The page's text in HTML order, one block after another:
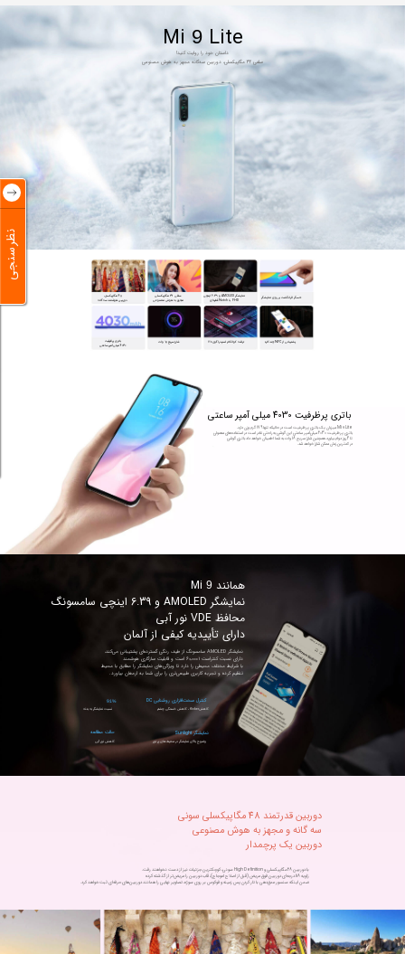
Mi9Lite
داستان خود را روایت کنید!
سلفی 32 مگاپیکسلی، دوربین سه‌گانه مجهز به هوش مصنوعی
حسگر اثرانگشت بر روی نمایشگر
نمایشگر AMOLED و 6.39 اینچی
FHD  با Notch قطره‌ای
سلفی 32 مگاپیکسلی
مجهز به هوش مصنوعی
دوربین هوشمند سه‌گانه
4030 میلی‌آمپر ساعتی
شارژ سریع 18 وات تراشه کوالکام اسنپدراگون 710 پشتیبانی از NFC چندکاره
باتری پرظرفیت 4030 میلی آمپر ساعتی
Mi 9
تا 2 روز دوام بیاورد.همچنین شارژ سریع 18 وات به شما اطمینان خواهد داد باتری گوشی
در کمترین زمان ممکن شارژ خواهد شد.
همانند Mi 9
نمایشگر AMOLED و 6.39 اینچی سامسونگ
دارای تأییدیه کیفی از آلمان
کنترل سخت‌افزاری روشنایی DC
تنظیم کرده و تجربه‌ کاربری طبیعی‌تری را برای شما به ارمغان بیاورد.
91%
حالت مطالعه نمایشگر Sunlight
کاهشflicker ، کاهش خستگی چشم نسبت نمایشگر به بدنه
کاهش نور آبی وضوح بالای نمایشگر در محیط‌های پر نور
دوربین قدرتمند 48 مگاپیکسلی سونی
سه گانه و مجهز به هوش مصنوعی
دوربین یک پرچمدار
با دوربین 48 مگاپیکسلی و High Definition سونی، کوچکترین جزئیات نیز از دست نخواهند رفت.
زاویه 118 درجه‌ای دوربینِ فوق عریض (قبل از اصلاح اعوجاج)، قاب دوربین را عریض‌تر از گذشته کرده
ضمن اینکه سنسور عمق‌دهی با تار کردن پس زمینه و فوکوس بر روی سوژه، تصاویر نهایی را همانند دوربین‌های حرفه‌ای ثبت خواهد کرد.
نظرسنجی